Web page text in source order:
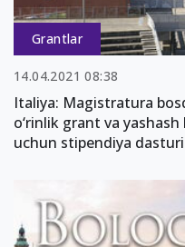
Grantlar
14.04.2021 08:38
Italiya: Magistratura
o‘rinlik grant va
uchun stipendiya dasturi